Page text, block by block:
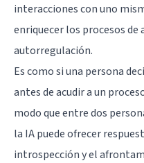
interacciones con uno
enriquecer los procesos
autorregulación.
Es como si una persona
antes de acudir a un
modo que entre dos
la IA puede ofrecer
introspección y el